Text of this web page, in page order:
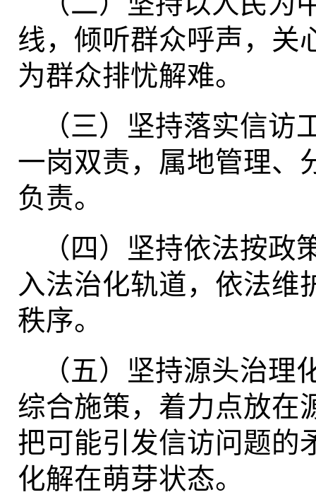
线，倾听群众呼声，关
为群众排忧解难。
（三）坚持落实信
一岗双责，属地管理、
负责。
（四）坚持依法按
入法治化轨道，依法维
秩序。
（五）坚持源头治
综合施策，着力点放在
把可能引发信访问题的
化解在萌芽状态。